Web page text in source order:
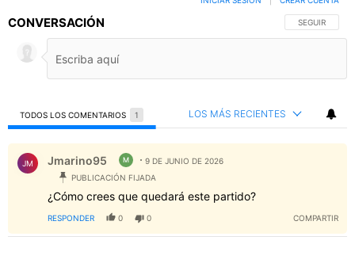
CONVERSACIÓN SIGA ESTA
SEGUIR
TODOS LOS COMENTARIOS 1 LOS MÁS RECIENTES
Todos los comentarios
Comentario de Jmarino95.
JM Jmarino95 M
9 DE JUNIO DE 2026
PUBLICACIÓN FIJADA
¿Cómo crees que quedará este partido?
RESPONDER 0 0 COMPARTIR